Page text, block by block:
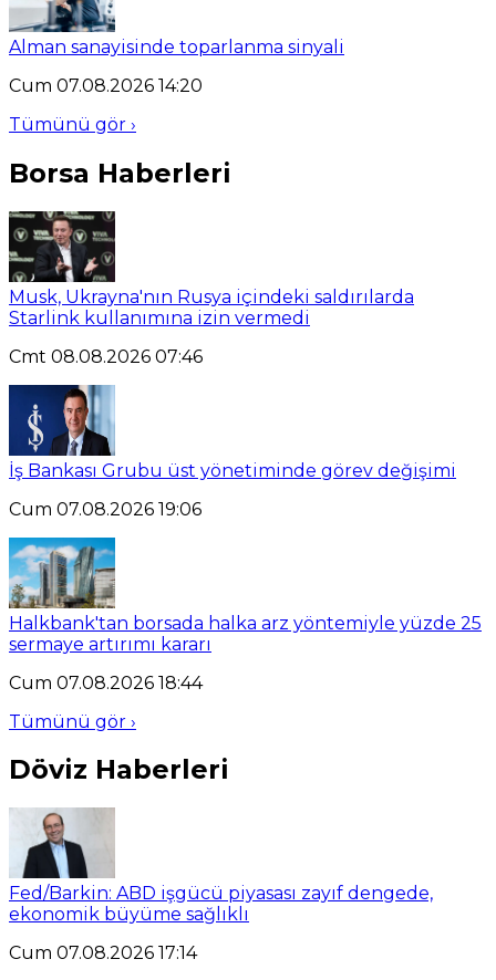
Alman sanayisinde toparlanma sinyali
Cum 07.08.2026 14:20
Tümünü gör ›
Borsa Haberleri
Musk, Ukrayna'nın Rusya içindeki saldırılarda
Starlink kullanımına izin vermedi
Cmt 08.08.2026 07:46
İş Bankası Grubu üst yönetiminde görev değişimi
Cum 07.08.2026 19:06
Halkbank'tan borsada halka arz yöntemiyle yüzde 25
sermaye artırımı kararı
Cum 07.08.2026 18:44
Tümünü gör ›
Döviz Haberleri
Fed/Barkin: ABD işgücü piyasası zayıf dengede,
ekonomik büyüme sağlıklı
Cum 07.08.2026 17:14